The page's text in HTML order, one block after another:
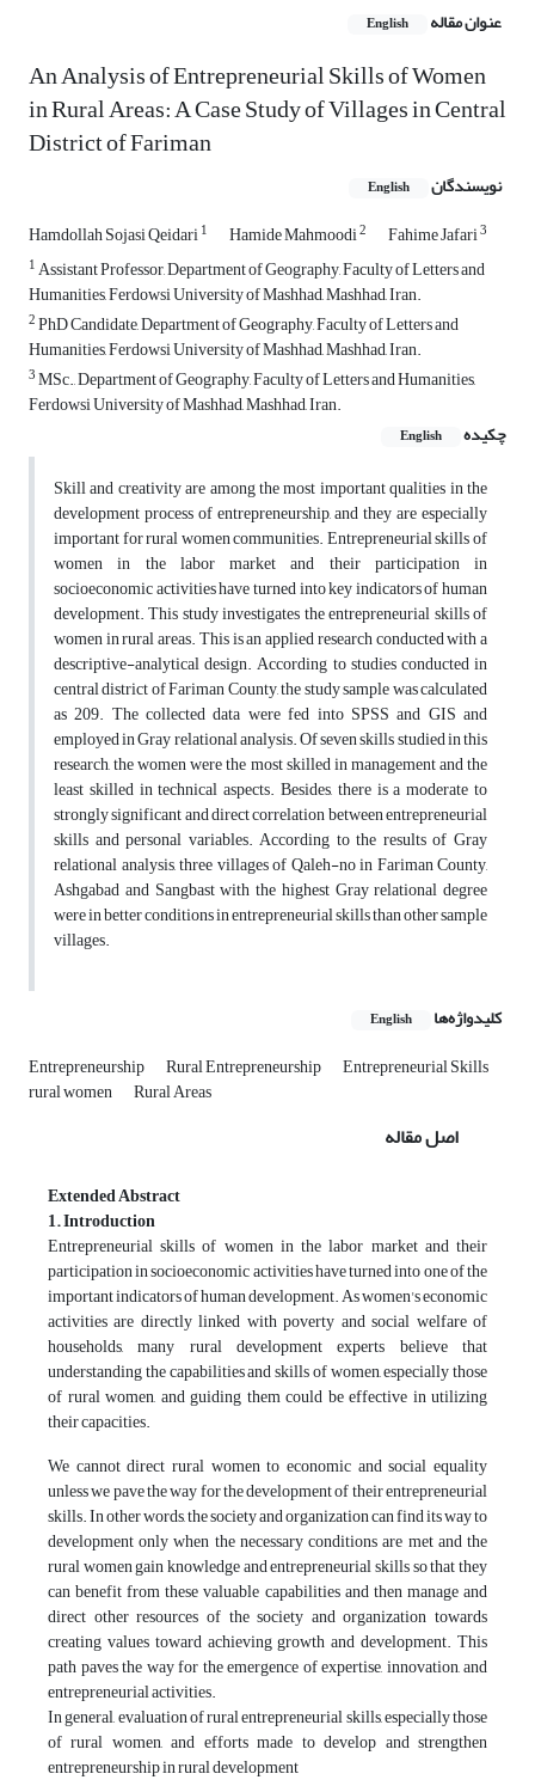
عنوان مقاله English
An Analysis of Entrepreneurial Skills of Women
in Rural Areas: A Case Study of Villages in Central
District of Fariman
نویسندگان English
Hamdollah Sojasi Qeidari1 Hamide Mahmoodi2 Fahime Jafari3
1Assistant Professor, Department of Geography, Faculty of Letters and
Humanities, Ferdowsi University of Mashhad, Mashhad, Iran.
2PhD Candidate, Department of Geography, Faculty of Letters and
Humanities, Ferdowsi University of Mashhad, Mashhad, Iran.
3MSc., Department of Geography, Faculty of Letters and Humanities,
Ferdowsi University of Mashhad, Mashhad, Iran.
چکیده
English
Skill and creativity are among the most important qualities in the
development process of entrepreneurship, and they are especially
important for rural women communities. Entrepreneurial skills of
women in the labor market and their participation in
socioeconomic activities have turned into key indicators of human
development. This study investigates the entrepreneurial skills of
women in rural areas. This is an applied research conducted with a
descriptive-analytical design. According to studies conducted in
central district of Fariman County, the study sample was calculated
as 209. The collected data were fed into SPSS and GIS and
employed in Gray relational analysis. Of seven skills studied in this
research, the women were the most skilled in management and the
least skilled in technical aspects. Besides, there is a moderate to
strongly significant and direct correlation between entrepreneurial
skills and personal variables. According to the results of Gray
relational analysis, three villages of Qaleh-no in Fariman County,
Ashgabad and Sangbast with the highest Gray relational degree
were in better conditions in entrepreneurial skills than other sample
villages.
کلیدواژه‌ها English
Entrepreneurship Rural Entrepreneurship Entrepreneurial Skills
rural women Rural Areas
اصل مقاله
Extended Abstract
1. Introduction
Entrepreneurial skills of women in the labor market and their
participation in socioeconomic activities have turned into one of the
important indicators of human development. As women's economic
activities are directly linked with poverty and social welfare of
households, many rural development experts believe that
understanding the capabilities and skills of women, especially those
of rural women, and guiding them could be effective in utilizing
their capacities.
We cannot direct rural women to economic and social equality
unless we pave the way for the development of their entrepreneurial
skills. In other words, the society and organization can find its way to
development only when the necessary conditions are met and the
rural women gain knowledge and entrepreneurial skills so that they
can benefit from these valuable capabilities and then manage and
direct other resources of the society and organization towards
creating values toward achieving growth and development. This
path paves the way for the emergence of expertise, innovation, and
entrepreneurial activities.
In general, evaluation of rural entrepreneurial skills, especially those
of rural women, and efforts made to develop and strengthen
entrepreneurship in rural development